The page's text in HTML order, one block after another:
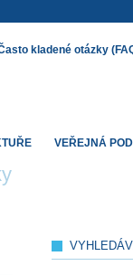
VEŘEJNÁ
kladené otázky